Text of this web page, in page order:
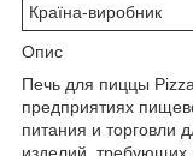
Країна-виробник
Опис
Печь для пиццы
предприятиях
питания и торговли
изделий, требующих